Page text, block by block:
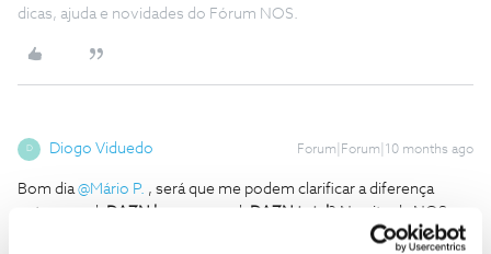
dicas, ajuda e novidades do Fórum NOS.
D Diogo Viduedo Forum|Forum|10 months ago
Bom dia ​@Mário P. , será que me podem clarificar a diferença
entre o pack DAZN base e o pack DAZN total? No site da NOS, a
única diferença que identifico é o preço. No site da DAZN, a